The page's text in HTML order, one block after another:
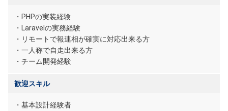
・PHPの実装経験
・Laravelの実務経験
・リモートで報連相が確実に対応出来る方
・一人称で自走出来る方
・チーム開発経験
歓迎スキル
・基本設計経験者